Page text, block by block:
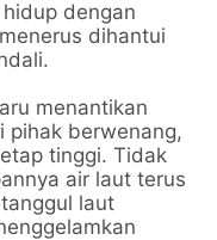
dengan
dihantui
menantikan
pihak berwenang,
tinggi. Tidak
air laut terus
laut